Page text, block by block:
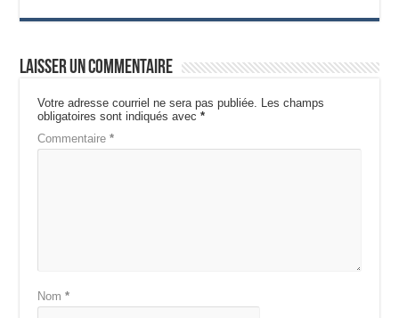
Laisser un commentaire
Votre adresse courriel ne sera pas publiée.
Les champs
obligatoires sont indiqués avec*
Commentaire*
Nom*